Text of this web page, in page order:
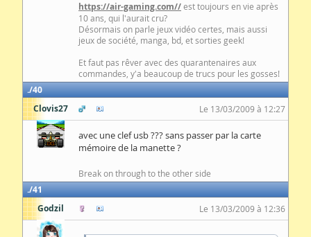
https://air-gaming.com//est toujours en vie après
10 ans, qui l'aurait cru?
Désormais on parle jeux vidéo certes, mais aussi
jeux de société, manga, bd, et sorties geek!
Et faut pas rêver avec des quarantenaires aux
commandes, y'a beaucoup de trucs pour les gosses!
40
Clovis27
Le 13/03/2009 à 12:27
avec une clef usb ??? sans passer par la carte
mémoire de la manette ?
Break on through to the other side
41
Godzil
Le 13/03/2009 à 12:36